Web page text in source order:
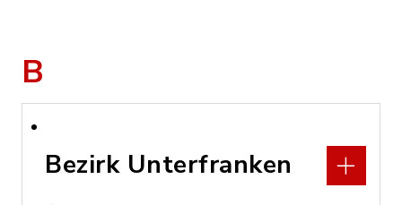
B
Bezirk Unterfranken